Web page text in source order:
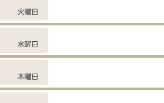
火曜日
水曜日
木曜日